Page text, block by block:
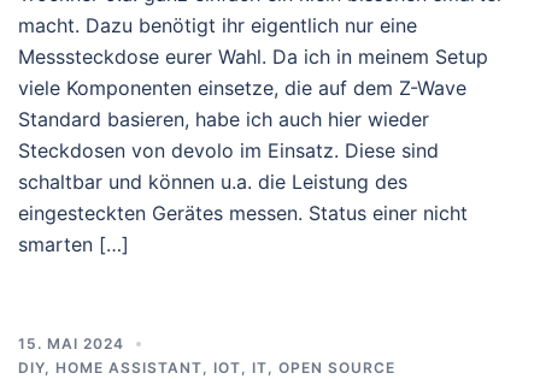
macht. Dazu benötigt ihr eigentlich nur eine
Messsteckdose eurer Wahl. Da ich in meinem Setup
viele Komponenten einsetze, die auf dem Z-Wave
Standard basieren, habe ich auch hier wieder
Steckdosen von devolo im Einsatz. Diese sind
schaltbar und können u.a. die Leistung des
eingesteckten Gerätes messen. Status einer nicht
smarten […]
15. MAI 2024
DIY
HOME ASSISTANT IOT IT OPEN SOURCE